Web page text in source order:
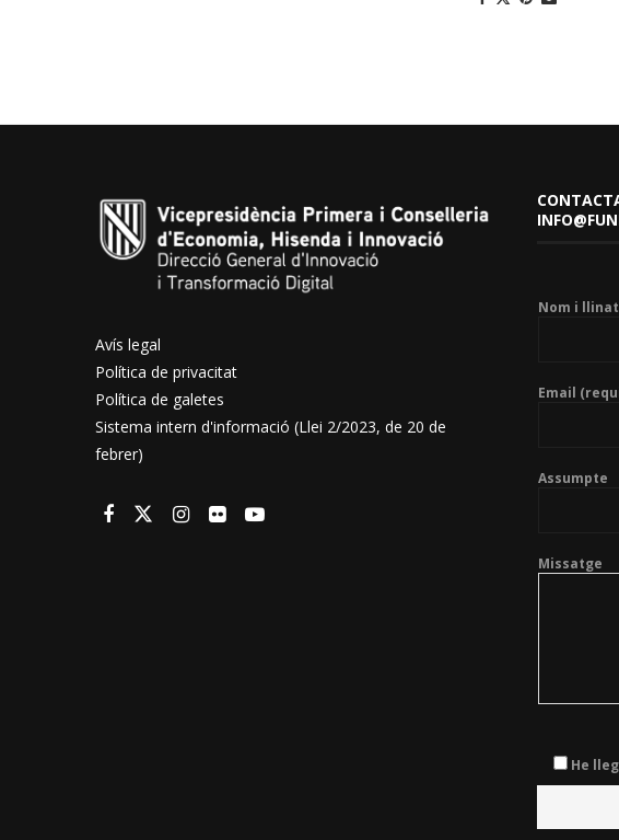
Avís legal
Política de privacitat
Política de galetes
Sistema intern d'informació (Llei 2/2023, de 20 de
febrer)
Nom i
Email
Assumpte
Missatge
He